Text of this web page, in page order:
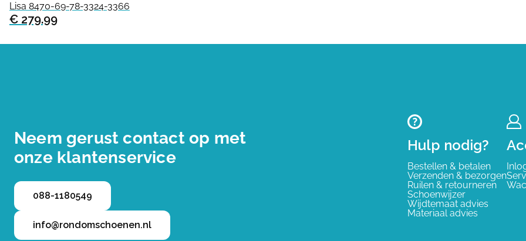
Lisa 8470-69-78-3324-3366
€ 279.99
Neem gerust contact op met
onze klantenservice
088-1180549
info@rondomschoenen.nl
Hulp nodig?
Bestellen & betalen
Verzenden & bezorgen
Ruilen & retourneren
Schoenwijzer
Wijdtemaat advies
Materiaal advies